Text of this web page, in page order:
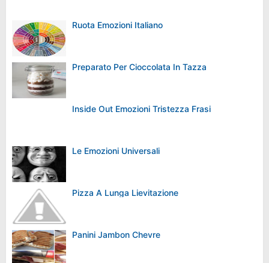
Ruota Emozioni Italiano
Preparato Per Cioccolata In Tazza
Inside Out Emozioni Tristezza Frasi
Le Emozioni Universali
Pizza A Lunga Lievitazione
Panini Jambon Chevre